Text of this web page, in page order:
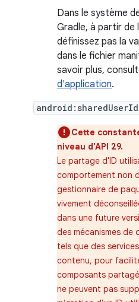
Dans le système
Gradle, à partir de
définissez pas la
dans le fichier
savoir plus,
d'application.
android:sharedUserId
Cette
niveau d'API 29.
Le partage d'ID
comportement non
gestionnaire de
vivement
dans une future
des mécanismes de
tels que des
contenu, pour
composants
ne peuvent pas